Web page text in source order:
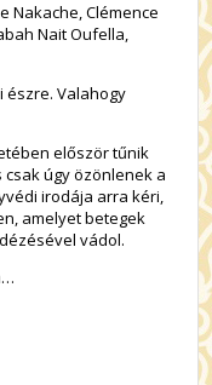
Nakache, Clémence
Nait Oufella,
észre. Valahogy
először tűnik
úgy özönlenek a
irodája arra kéri,
amelyet betegek
vádol.